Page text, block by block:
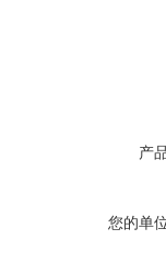
产
您的单